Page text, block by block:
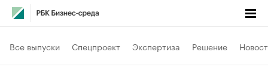
Все выпуски Спецпроект Экспертиза Решение